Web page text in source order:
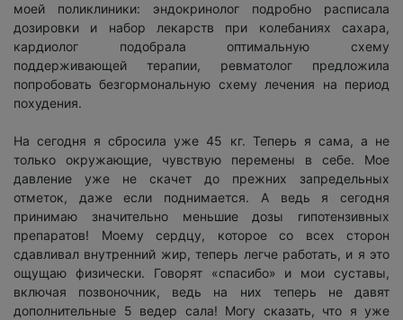
моей поликлиники: эндокринолог подробно расписала
дозировки и набор лекарств при колебаниях сахара,
кардиолог подобрала оптимальную схему
поддерживающей терапии, ревматолог предложила
попробовать безгормональную схему лечения на период
похудения.
На сегодня я сбросила уже 45 кг. Теперь я сама, а не
только окружающие, чувствую перемены в себе. Мое
давление уже не скачет до прежних запредельных
отметок, даже если поднимается. А ведь я сегодня
принимаю значительно меньшие дозы гипотензивных
препаратов! Моему сердцу, которое со всех сторон
сдавливал внутренний жир, теперь легче работать, и я это
ощущаю физически. Говорят «спасибо» и мои суставы,
включая позвоночник, ведь на них теперь не давят
дополнительные 5 ведер сала! Могу сказать, что я уже